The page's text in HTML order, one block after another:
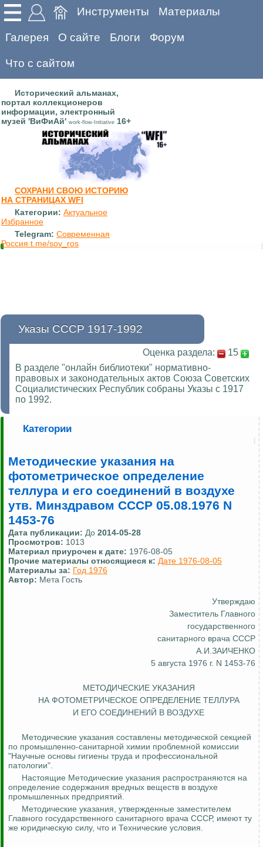
Инструменты Материалы
Галерея О сайте Блоги Форум
Что с сайтом
Исторический альманах,
портал коллекционеров
информации, электронный
музей 'ВиФиАй' work-flow-Initiative 16+
СОХРАНИ СВОЮ ИСТОРИЮ
НА СТРАНИЦАХ WFI
Категории: Актуальное
Избранное
Telegram: Современная
Россия t.me/sov_ros
Указы СССР 1917-1992
Оценка раздела:
15
В разделе "онлайн библиотеки" нормативно-
правовых и законодательных актов Союза Советских
Социалистических Республик собраны Указы с 1917
по 1992.
Категории
Методические указания на
фотометрическое определение
теллура и его соединений в воздухе
утв. Минздравом СССР 05.08.1976 N
1453-76
Дата публикации: До 2014-05-28
Просмотров: 1013
Материал приурочен к дате: 1976-08-05
Прочие материалы относящиеся к: Дате 1976-08-05
Материалы за: Год 1976
Автор: Мета Гость
Утверждаю
Заместитель Главного
государственного
санитарного врача СССР
А.И.ЗАИЧЕНКО
5 августа 1976 г. N 1453-76
МЕТОДИЧЕСКИЕ УКАЗАНИЯ
НА ФОТОМЕТРИЧЕСКОЕ ОПРЕДЕЛЕНИЕ ТЕЛЛУРА
И ЕГО СОЕДИНЕНИЙ В ВОЗДУХЕ
Методические указания составлены методической секцией
по промышленно-санитарной химии проблемной комиссии
"Научные основы гигиены труда и профессиональной
патологии".
Настоящие Методические указания распространяются на
определение содержания вредных веществ в воздухе
промышленных предприятий.
Методические указания, утвержденные заместителем
Главного государственного санитарного врача СССР, имеют ту
же юридическую силу, что и Технические условия.